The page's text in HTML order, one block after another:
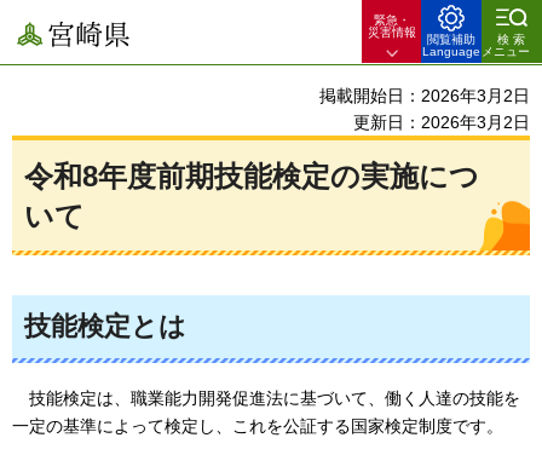
宮崎県
緊急・
災害情報
閲覧補助
Language
検索
メニュー
掲載開始日：2026年3月2日
更新日：2026年3月2日
令和8年度前期技能検定の実施につ
いて
技能検定とは
技能検定は、 職業能力開発促進法に基づいて、働く人達の技能を
一定の基準によって検定し、これを公証する国家検定制度です。